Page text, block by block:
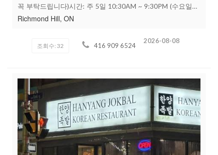
꼭 부탁드립니다)시간: 주 5일 10:30AM ~ 9:30PM (수요일
휴무)시급: 협의 (+Tips 40% 당일 지급)주요 업무: 디시워셔
가게이고, 일 하시는 분들 모두 성격 좋습니다.관심있는 분들
은 성함/이력/비자상태 등 간단한 소개와 함께 문자 주시면
Richmond Hill, ON
조회수: 32 416 909 6524
2026-08-08